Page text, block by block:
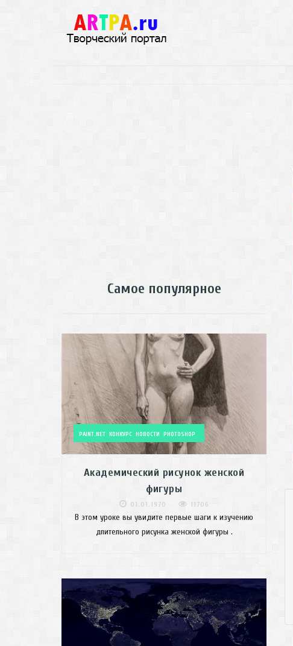
Самое популярное
PAINT.NET КОНКУРС НОВОСТИ PHOTOSHOP
Академический рисунок женской
фигуры
01.01.1970 11706
В этом уроке вы увидите первые шаги к изучению
длительного рисунка женской фигуры .